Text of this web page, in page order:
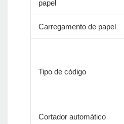
papel
Carregamento de papel
Tipo de código
Cortador automático